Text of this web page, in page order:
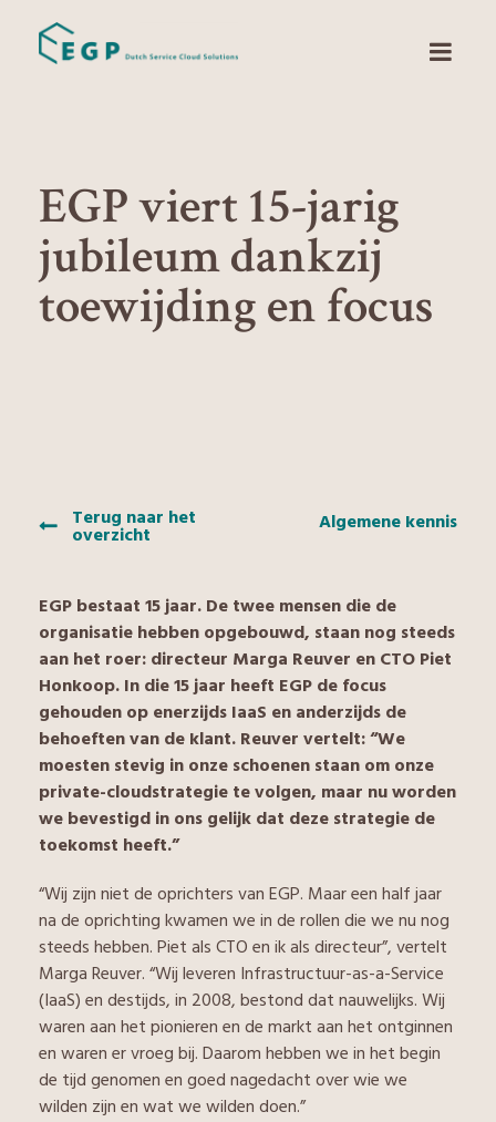
EGP viert 15-jarig
jubileum dankzij
toewijding en focus
Terug naar het
overzicht Algemene kennis
EGP bestaat 15 jaar. De twee mensen die de
organisatie hebben opgebouwd, staan nog steeds
aan het roer: directeur Marga Reuver en CTO Piet
Honkoop. In die 15 jaar heeft EGP de focus
gehouden op enerzijds IaaS en anderzijds de
behoeften van de klant. Reuver vertelt: “We
moesten stevig in onze schoenen staan om onze
private-cloudstrategie te volgen, maar nu worden
we bevestigd in ons gelijk dat deze strategie de
toekomst heeft.”
“Wij zijn niet de oprichters van EGP. Maar een half jaar
na de oprichting kwamen we in de rollen die we nu nog
steeds hebben. Piet als CTO en ik als directeur”, vertelt
Marga Reuver. “Wij leveren Infrastructuur-as-a-Service
(IaaS) en destijds, in 2008, bestond dat nauwelijks. Wij
waren aan het pionieren en de markt aan het ontginnen
en waren er vroeg bij. Daarom hebben we in het begin
de tijd genomen en goed nagedacht over wie we
wilden zijn en wat we wilden doen.”